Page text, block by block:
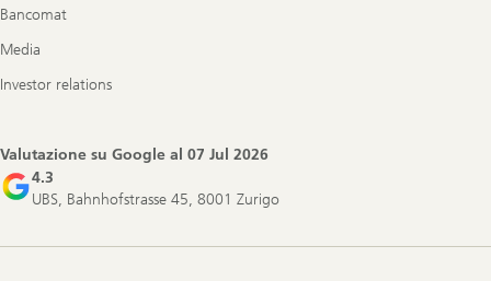
Bancomat
Media
Investor relations
Valutazione su Google al 07 Jul 2026
4.3
UBS, Bahnhofstrasse 45, 8001 Zurigo